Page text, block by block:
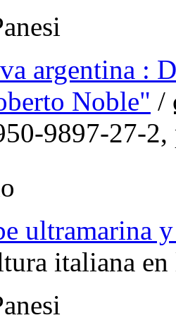
argentina :
Noble" /
9897-27-2,
ultramarina
italiana